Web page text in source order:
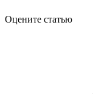
Оцените статью